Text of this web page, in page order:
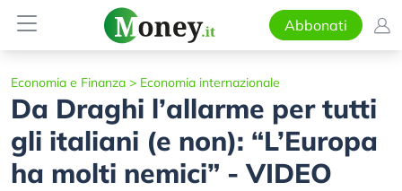
Abbonati
Economia e Finanza > Economia internazionale
Da Draghi l’allarme per tutti
gli italiani (e non): “L’Europa
ha molti nemici” - VIDEO